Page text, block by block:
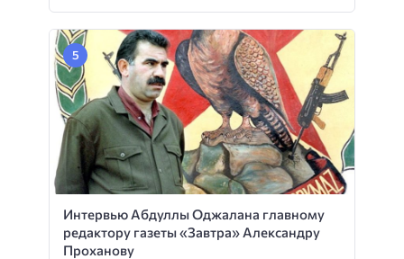
Интервью Абдуллы Оджалана главному
редактору газеты «Завтра» Александру
Проханову